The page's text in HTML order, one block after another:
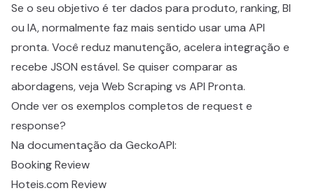
Se o seu objetivo é ter dados para produto, ranking, BI
ou IA, normalmente faz mais sentido usar uma API
pronta. Você reduz manutenção, acelera integração e
recebe JSON estável. Se quiser comparar as
abordagens, veja Web Scraping vs API Pronta.
Onde ver os exemplos completos de request e
response?
Na documentação da GeckoAPI:
Booking Review
Hoteis.com Review